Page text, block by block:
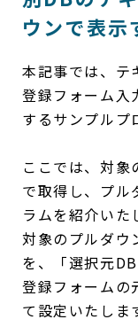
ウンで表示
本記事では、テ
登録フォーム入
するサンプルプ
ここでは、対
で取得し、プル
ラムを紹介いた
対象のプルダウ
を、「選択元DB
登録フォームの
て設定いたしま